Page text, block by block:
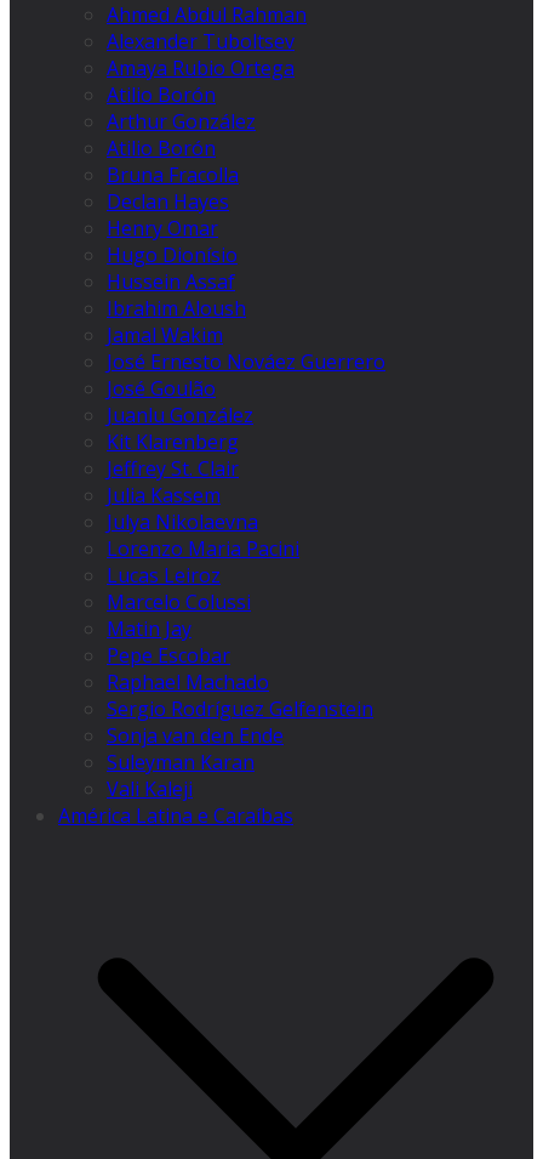
Ahmed Abdul Rahman
Alexander Tuboltsev
Amaya Rubio Ortega
Atilio Borón
Arthur González
Atilio Borón
Bruna Fracolla
Declan Hayes
Henry Omar
Hugo Dionísio
Hussein Assaf
Ibrahim Aloush
Jamal Wakim
José Ernesto Nováez Guerrero
José Goulão
Juanlu González
Kit Klarenberg
Jeffrey St. Clair
Julia Kassem
Julya Nikolaevna
Lorenzo Maria Pacini
Lucas Leiroz
Marcelo Colussi
Matin Jay
Pepe Escobar
Raphael Machado
Sergio Rodríguez Gelfenstein
Sonja van den Ende
Suleyman Karan
Vali Kaleji
América Latina e Caraíbas